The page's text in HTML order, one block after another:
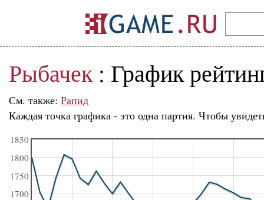
Рыбачек: График
См. также: Рапид
Каждая точка графика - это одна партия. Чтобы
1700
1750
1800
1850